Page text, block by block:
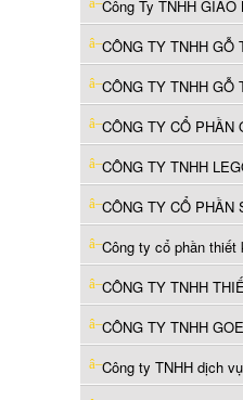
Công Ty TNHH GIAO
CÔNG TY TNHH GỖ
CÔNG TY TNHH GỖ